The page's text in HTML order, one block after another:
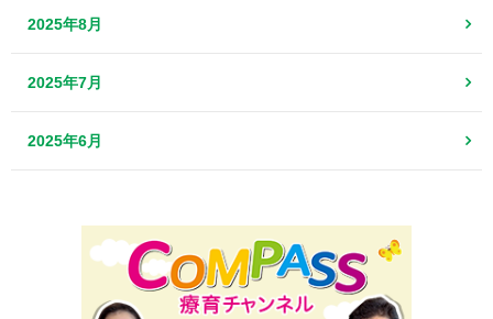
2025年8月
2025年7月
2025年6月